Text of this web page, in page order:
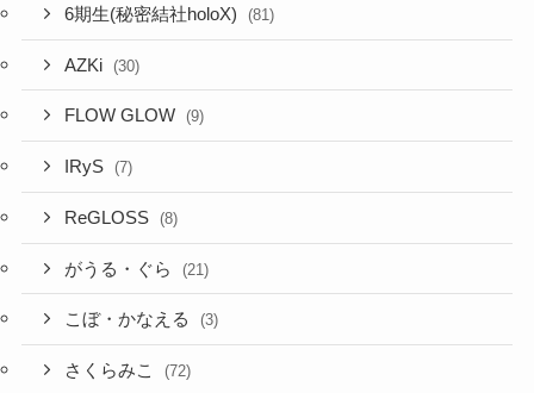
6期生(秘密結社holoX) (81)
AZKi (30)
FLOW GLOW (9)
IRyS (7)
ReGLOSS (8)
がうる・ぐら (21)
こぼ・かなえる (3)
さくらみこ (72)